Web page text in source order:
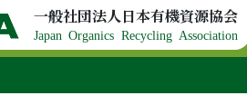
ョン
一般社団法人日本有機資源協会
Japan Organics Recycling Association